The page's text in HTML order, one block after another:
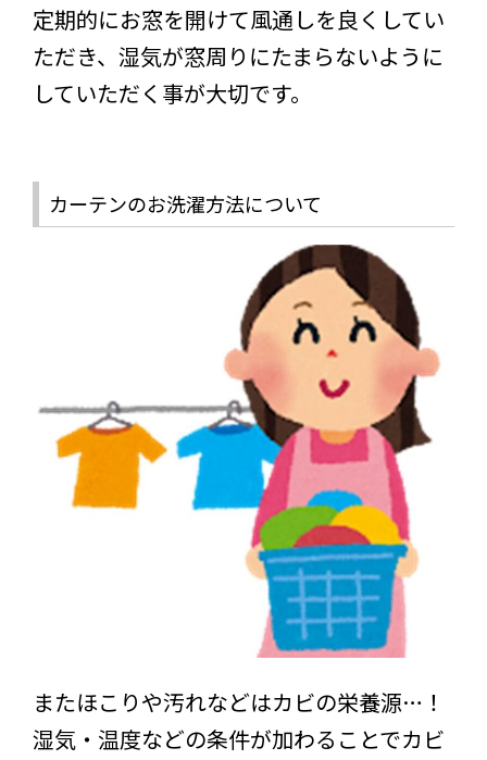
定期的にお窓を開けて風通しを良くしてい
ただき、湿気が窓周りにたまらないように
していただく事が大切です。
カーテンのお洗濯方法について
またほこりや汚れなどはカビの栄養源…！
湿気・温度などの条件が加わることでカビ